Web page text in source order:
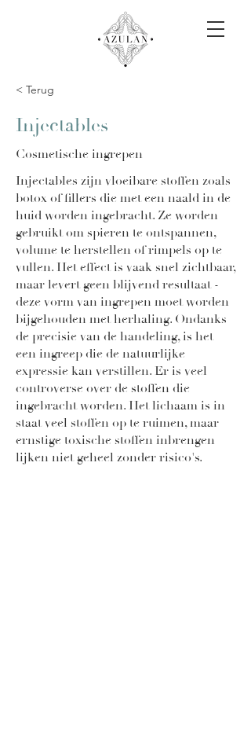
< Terug
Injectables
Cosmetische ingrepen
Injectables zijn vloeibare stoffen zoals
botox of fillers die met een naald in de
huid worden ingebracht. Ze worden
gebruikt om spieren te ontspannen,
volume te herstellen of rimpels op te
vullen. Het effect is vaak snel zichtbaar,
maar levert geen blijvend resultaat -
deze vorm van ingrepen moet worden
bijgehouden met herhaling. Ondanks
de precisie van de handeling, is het
een ingreep die de natuurlijke
expressie kan verstillen. Er is veel
controverse over de stoffen die
ingebracht worden. Het lichaam is in
staat veel stoffen op te ruimen, maar
ernstige toxische stoffen inbrengen
lijken niet geheel zonder risico's.